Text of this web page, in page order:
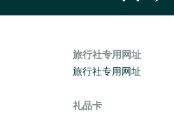
旅行社专用网址
旅行社专用网址
礼品卡